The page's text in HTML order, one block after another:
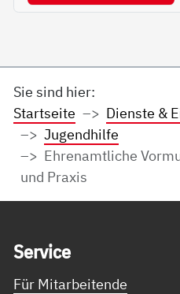
Sie sind hier:
Startseite
Dienste &
Jugendhilfe
Ehrenamtliche
und Praxis
Ser­vice
Für Mitarbeitende